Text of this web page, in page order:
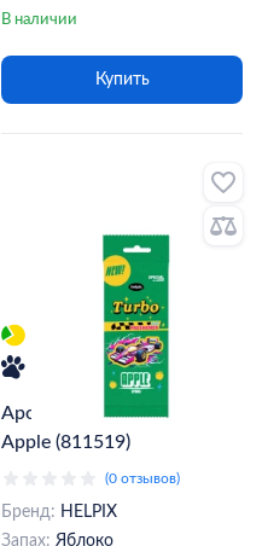
В наличии
Купить
Ароматизатор Helpix Turbo
Apple (811519)
(0 отзывов)
Бренд: HELPIX
Запах: Яблоко